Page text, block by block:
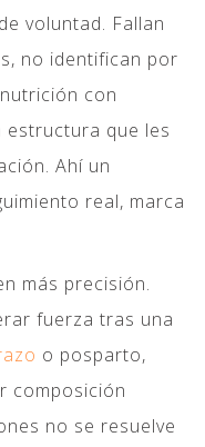
voluntad. Fallan
no identifican por
con
que les
Ahí un
real, marca
más precisión.
fuerza tras una
o posparto,
composición
no se resuelve